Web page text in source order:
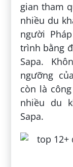
gian tham
nhiều du
người
trình bằng
Sapa.
ngưỡng
còn là
nhiều du
Sapa.